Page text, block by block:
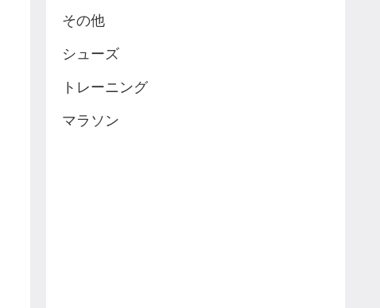
その他
シューズ
トレーニング
マラソン